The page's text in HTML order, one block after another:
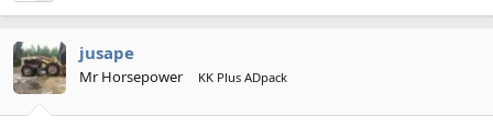
jusape
Mr Horsepower KK Plus ADpack